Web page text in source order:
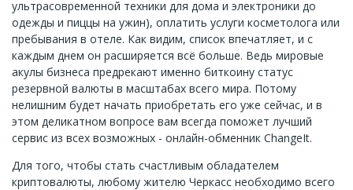
ультрасовременной техники для дома и электроники до
одежды и пиццы на ужин), оплатить услуги косметолога или
пребывания в отеле. Как видим, список впечатляет, и с
каждым днем он расширяется всё больше. Ведь мировые
акулы бизнеса предрекают именно биткоину статус
резервной валюты в масштабах всего мира. Потому
нелишним будет начать приобретать его уже сейчас, и в
этом деликатном вопросе вам всегда поможет лучший
сервис из всех возможных - онлайн-обменник ChangeIt.
Для того, чтобы стать счастливым обладателем
криптовалюты, любому жителю Черкасс необходимо всего